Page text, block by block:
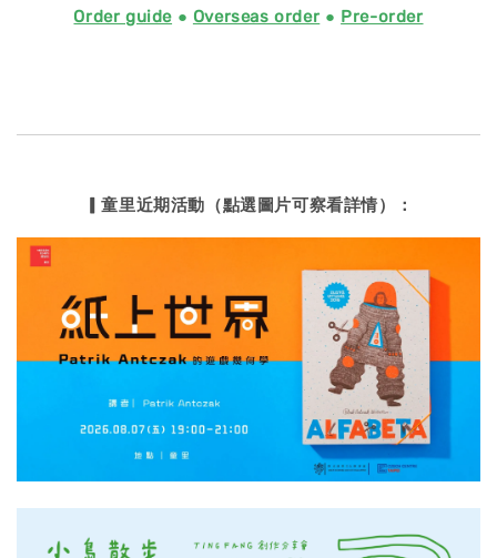
Order guide ● Overseas order● Pre-order
▎童里近期活動（點選圖片可察看詳情）：